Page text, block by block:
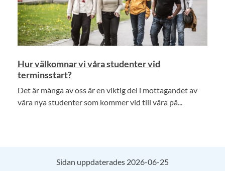
Hur välkomnar vi våra studenter vid
terminsstart?
Det är många av oss är en viktig del i mottagandet av
våra nya studenter som kommer vid till våra på...
Sidan uppdaterades 2026-06-25